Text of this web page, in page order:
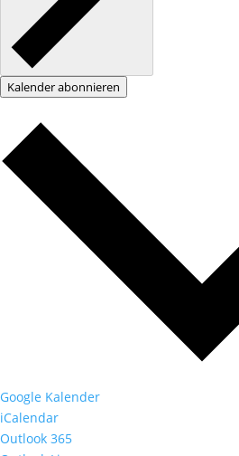
Kalender abonnieren
Google Kalender
iCalendar
Outlook 365